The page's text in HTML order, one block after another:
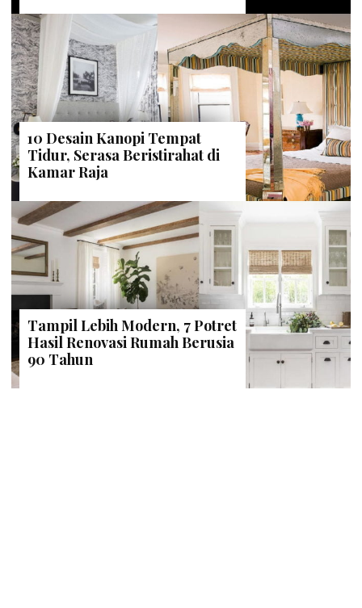
10 Desain Kanopi Tempat
Tidur, Serasa Beristirahat di
Kamar Raja
Tampil Lebih Modern, 7 Potret
Hasil Renovasi Rumah Berusia
90 Tahun